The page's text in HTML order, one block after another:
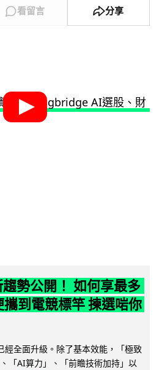
看留言 分享
勢公開！ 如何享最多
到電競標竿 揀選啱你
經全面升級。除了基本效能，「極致
「AI算力」、「前瞻技術加持」以